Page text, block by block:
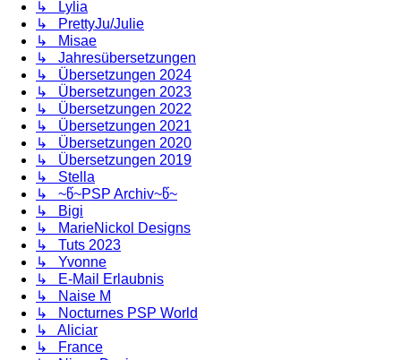
↳ Lylia
↳ PrettyJu/Julie
↳ Misae
↳ Jahresübersetzungen
↳ Übersetzungen 2024
↳ Übersetzungen 2023
↳ Übersetzungen 2022
↳ Übersetzungen 2021
↳ Übersetzungen 2020
↳ Übersetzungen 2019
↳ Stella
↳ ~წ~PSP Archiv~წ~
↳ Bigi
↳ MarieNickol Designs
↳ Tuts 2023
↳ Yvonne
↳ E-Mail Erlaubnis
↳ Naise M
↳ Nocturnes PSP World
↳ Aliciar
↳ France